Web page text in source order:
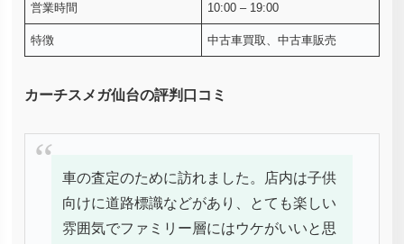
営業時間 10:00 – 19:00
特徴 中古車買取、中古車販売
カーチスメガ仙台の評判口コミ
車の査定のために訪れました。店内は子供
向けに道路標識などがあり、とても楽しい
雰囲気でファミリー層にはウケがいいと思